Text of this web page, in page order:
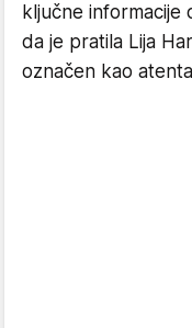
ključne informacije
da je pratila Lija
označen kao